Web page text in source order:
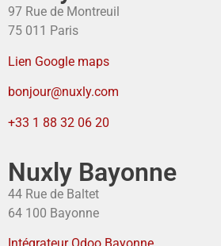
97 Rue de Montreuil
75 011 Paris
Lien Google maps
bonjour@nuxly.com
+33 1 88 32 06 20
Nuxly Bayonne
44 Rue de Baltet
64 100 Bayonne